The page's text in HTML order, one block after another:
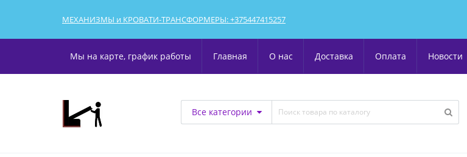
МЕХАНИЗМЫ и КРОВАТИ-ТРАНСФОРМЕРЫ: +375447415257
Мы на карте, график работы Главная О нас Доставка Оплата Новости
Все категории